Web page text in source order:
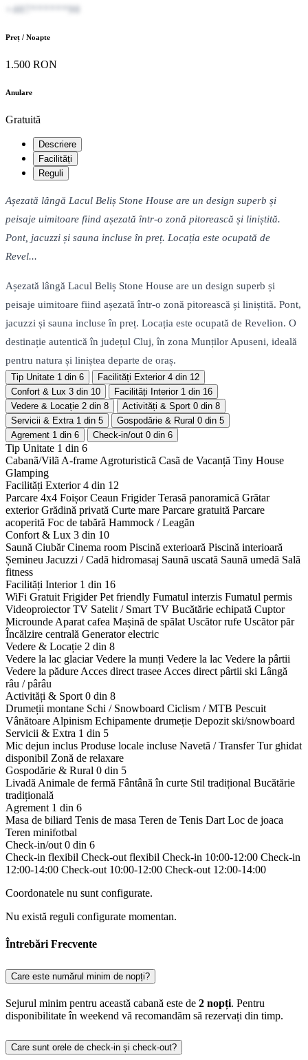
+407******90
Preț / Noapte
1.500 RON
Anulare
Gratuită
Descriere
Facilități
Reguli
Așezată lângă Lacul Beliș Stone House are un design superb și
peisaje uimitoare fiind așezată într-o zonă pitorească și liniștită.
Pont, jacuzzi și sauna incluse în preț. Locația este ocupată de
Revel...
Așezată lângă Lacul Beliș Stone House are un design superb și
peisaje uimitoare fiind așezată într-o zonă pitorească și liniștită. Pont,
jacuzzi și sauna incluse în preț. Locația este ocupată de Revelion. O
destinație autentică în județul Cluj, în zona Munților Apuseni, ideală
pentru natura și liniștea departe de oraș.
Tip Unitate 1 din 6 Facilități Exterior 4 din 12
Confort & Lux 3 din 10 Facilități Interior 1 din 16
Vedere & Locație 2 din 8 Activități & Sport 0 din 8
Servicii & Extra 1 din 5 Gospodărie & Rural 0 din 5
Agrement 1 din 6 Check-in/out 0 din 6
Tip Unitate 1 din 6
Cabanã/Vilã A-frame Agroturisticã Casã de Vacanță Tiny House
Glamping
Facilități Exterior4 din 12
Parcare 4x4 Foișor Ceaun Frigider Terasă panoramică Grătar
exterior Grădină privată Curte mare Parcare gratuită Parcare
acoperită Foc de tabără Hammock / Leagăn
Confort & Lux 3 din 10
Saună Ciubăr Cinema room Piscină exterioară Piscină interioară
Șemineu Jacuzzi / Cadă hidromasaj Saună uscată Saună umedă Sală
fitness
Facilități Interior 1 din 16
WiFi Gratuit Frigider Pet friendly Fumatul interzis Fumatul permis
Videoproiector TV Satelit / Smart TV Bucătărie echipată Cuptor
Microunde Aparat cafea Mașină de spălat Uscător rufe Uscător păr
Încălzire centrală Generator electric
Vedere & Locație 2 din 8
Vedere la lac glaciar Vedere la munți Vedere la lac Vedere la pârtii
Vedere la pădure Acces direct trasee Acces direct pârtii ski Lângă
râu / pârâu
Activități & Sport 0 din 8
Drumeții montane Schi / Snowboard Ciclism / MTB Pescuit
Vânătoare Alpinism Echipamente drumeție Depozit ski/snowboard
Servicii & Extra 1 din 5
Mic dejun inclus Produse locale incluse Navetă / Transfer Tur ghidat
disponibil Zonă de relaxare
Gospodărie & Rural 0 din 5
Livadă Animale de fermă Fântână în curte Stil tradițional Bucătărie
tradițională
Agrement 1 din 6
Masa de biliard Tenis de masa Teren de Tenis Dart Loc de joaca
Teren minifotbal
Check-in/out 0 din 6
Check-in flexibil Check-out flexibil Check-in 10:00-12:00 Check-in
12:00-14:00 Check-out 10:00-12:00 Check-out 12:00-14:00
Coordonatele nu sunt configurate.
Nu există reguli configurate momentan.
Întrebări Frecvente
Care este numărul minim de nopți?
Sejurul minim pentru această cabană este de 2 nopți. Pentru
disponibilitate în weekend vă recomandăm să rezervați din timp.
Care sunt orele de check-in și check-out?